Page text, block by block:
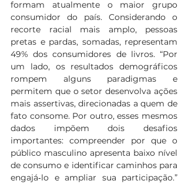
formam atualmente o maior grupo
consumidor do país. Considerando o
recorte racial mais amplo, pessoas
pretas e pardas, somadas, representam
49% dos consumidores de livros. “Por
um lado, os resultados demográficos
rompem alguns paradigmas e
permitem que o setor desenvolva ações
mais assertivas, direcionadas a quem de
fato consome. Por outro, esses mesmos
dados impõem dois desafios
importantes: compreender por que o
público masculino apresenta baixo nível
de consumo e identificar caminhos para
engajá‑lo e ampliar sua participação.”